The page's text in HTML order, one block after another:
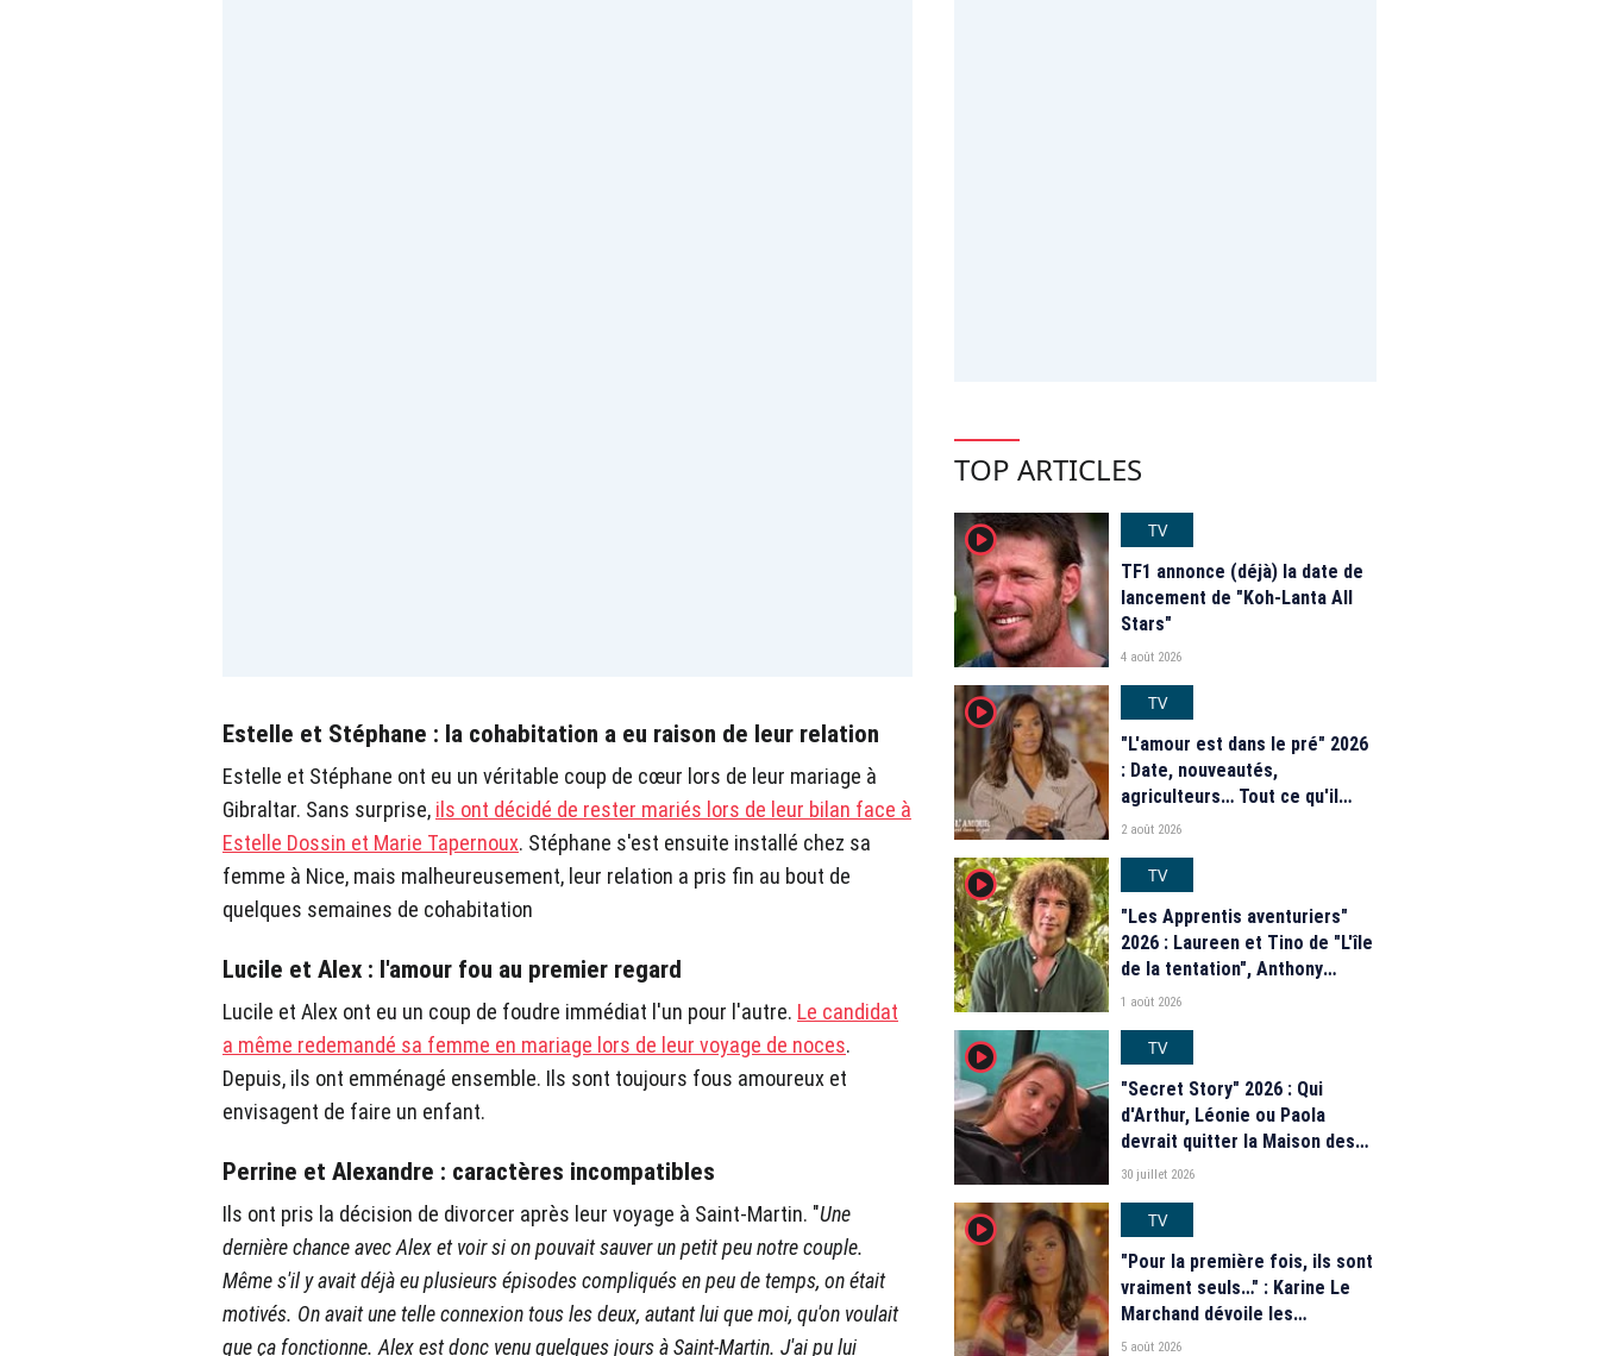
Estelle et Stéphane : la cohabitation a eu raison de leur relation
Estelle et Stéphane ont eu un véritable coup de cœur lors de leur mariage à
Gibraltar. Sans surprise, ils ont décidé de rester mariés lors de leur bilan face à
Estelle Dossin et Marie Tapernoux. Stéphane s'est ensuite installé chez sa
femme à Nice, mais malheureusement, leur relation a pris fin au bout de
quelques semaines de cohabitation
Lucile et Alex : l'amour fou au premier regard
Lucile et Alex ont eu un coup de foudre immédiat l'un pour l'autre. Le candidat
a même redemandé sa femme en mariage lors de leur voyage de noces.
Depuis, ils ont emménagé ensemble. Ils sont toujours fous amoureux et
envisagent de faire un enfant.
Perrine et Alexandre : caractères incompatibles
Ils ont pris la décision de divorcer après leur voyage à Saint-Martin. "Une
dernière chance avec Alex et voir si on pouvait sauver un petit peu notre couple.
Même s'il y avait déjà eu plusieurs épisodes compliqués en peu de temps, on était
motivés. On avait une telle connexion tous les deux, autant lui que moi, qu'on voulait
que ça fonctionne. Alex est donc venu quelques jours à Saint-Martin. J'ai pu lui
TOP ARTICLES
player2
TV
TF1 annonce (déjà) la date de
lancement de "Koh-Lanta All
Stars"
4 août 2026
player2
TV
"L'amour est dans le pré" 2026
: Date, nouveautés,
agriculteurs… Tout ce qu'il
faut savoir sur la saison 21 du
2 août 2026
player2
TV
"Les Apprentis aventuriers"
2026 : Laureen et Tino de "L'île
de la tentation", Anthony
Matéo, Jade Leboeuf... Le
de la télé-réalité de W9
1 août 2026
player2
TV
"Secret Story" 2026 : Qui
d'Arthur, Léonie ou Paola
devrait quitter la Maison des
secrets ce soir ? Les
30 juillet 2026
player2
TV
"Pour la première fois, ils sont
vraiment seuls…" : Karine Le
Marchand dévoile les
nouveautés des speed dating
5 août 2026